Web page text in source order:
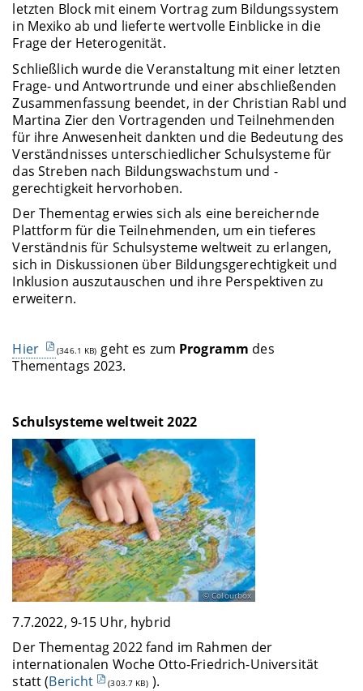
letzten Block mit einem Vortrag zum Bildungssystem
in Mexiko ab und lieferte wertvolle Einblicke in die
Frage der Heterogenität.
Schließlich wurde die Veranstaltung mit einer letzten
Frage- und Antwortrunde und einer abschließenden
Zusammenfassung beendet, in der Christian Rabl und
Martina Zier den Vortragenden und Teilnehmenden
für ihre Anwesenheit dankten und die Bedeutung des
Verständnisses unterschiedlicher Schulsysteme für
das Streben nach Bildungswachstum und -
gerechtigkeit hervorhoben.
Der Thementag erwies sich als eine bereichernde
Plattform für die Teilnehmenden, um ein tieferes
Verständnis für Schulsysteme weltweit zu erlangen,
sich in Diskussionen über Bildungsgerechtigkeit und
Inklusion auszutauschen und ihre Perspektiven zu
erweitern.
Hier (346.1 KB) geht es zum Programm des
Thementags 2023.
Schulsysteme weltweit 2022
Colourbox
7.7.2022, 9-15 Uhr, hybrid
Der Thementag 2022 fand im Rahmen der
internationalen Woche Otto-Friedrich-Universität
statt (Bericht (303.7 KB) ).